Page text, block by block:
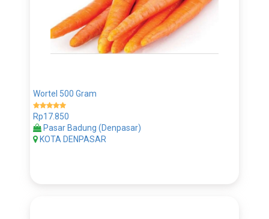
Wortel 500 Gram
Rp17.850
Pasar Badung (Denpasar)
KOTA DENPASAR